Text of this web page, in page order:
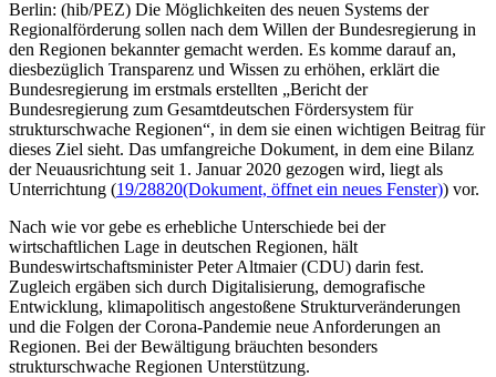
Berlin: (hib/PEZ) Die Möglichkeiten des neuen Systems der
Regionalförderung sollen nach dem Willen der Bundesregierung in
den Regionen bekannter gemacht werden. Es komme darauf an,
diesbezüglich Transparenz und Wissen zu erhöhen, erklärt die
Bundesregierung im erstmals erstellten „Bericht der
Bundesregierung zum Gesamtdeutschen Fördersystem für
strukturschwache Regionen“, in dem sie einen wichtigen Beitrag für
dieses Ziel sieht. Das umfangreiche Dokument, in dem eine Bilanz
der Neuausrichtung seit 1. Januar 2020 gezogen wird, liegt als
Unterrichtung (19/28820(Dokument, öffnet ein neues Fenster)) vor.
Nach wie vor gebe es erhebliche Unterschiede bei der
wirtschaftlichen Lage in deutschen Regionen, hält
Bundeswirtschaftsminister Peter Altmaier (CDU) darin fest.
Zugleich ergäben sich durch Digitalisierung, demografische
Entwicklung, klimapolitisch angestoßene Strukturveränderungen
und die Folgen der Corona-Pandemie neue Anforderungen an
Regionen. Bei der Bewältigung bräuchten besonders
strukturschwache Regionen Unterstützung.